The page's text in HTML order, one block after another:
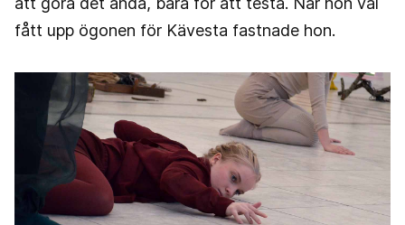
fått upp ögonen för Kävesta fastnade hon.